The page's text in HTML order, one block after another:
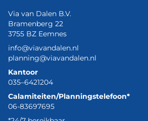
Via van Dalen B.V.
Bramenberg 22
3755 BZ Eemnes
info@viavandalen.nl
planning@viavandalen.nl
Kantoor
035–6421204
Calamiteiten/Planningstelefoon*
06-83697695